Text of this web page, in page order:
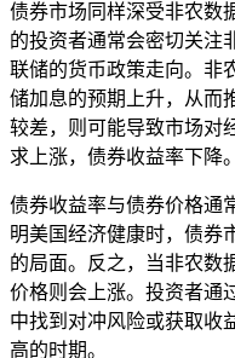
债券市场同样深受非农数
的投资者通常会密切关注
联储的货币政策走向。非
储加息的预期上升，从而
较差，则可能导致市场对
求上涨，债券收益率下降。
债券收益率与债券价格通
明美国经济健康时，债券
的局面。反之，当非农数
价格则会上涨。投资者通
中找到对冲风险或获取收
高的时期。